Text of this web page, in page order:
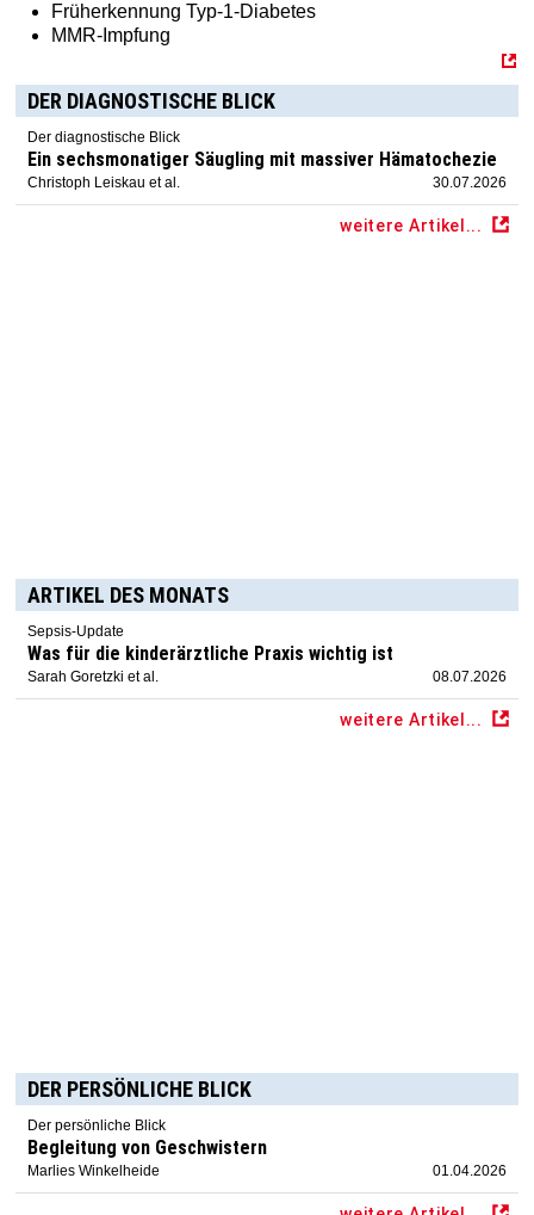
Früherkennung Typ-1-Diabetes
MMR-Impfung
DER DIAGNOSTISCHE BLICK
Der diagnostische Blick
Ein sechsmonatiger Säugling mit massiver Hämatochezie
Christoph Leiskau et al. 30.07.2026
weitere Artikel...
ARTIKEL DES MONATS
Sepsis-Update
Was für die kinderärztliche Praxis wichtig ist
Sarah Goretzki et al. 08.07.2026
weitere Artikel...
DER PERSÖNLICHE BLICK
Der persönliche Blick
Begleitung von Geschwistern
Marlies Winkelheide 01.04.2026